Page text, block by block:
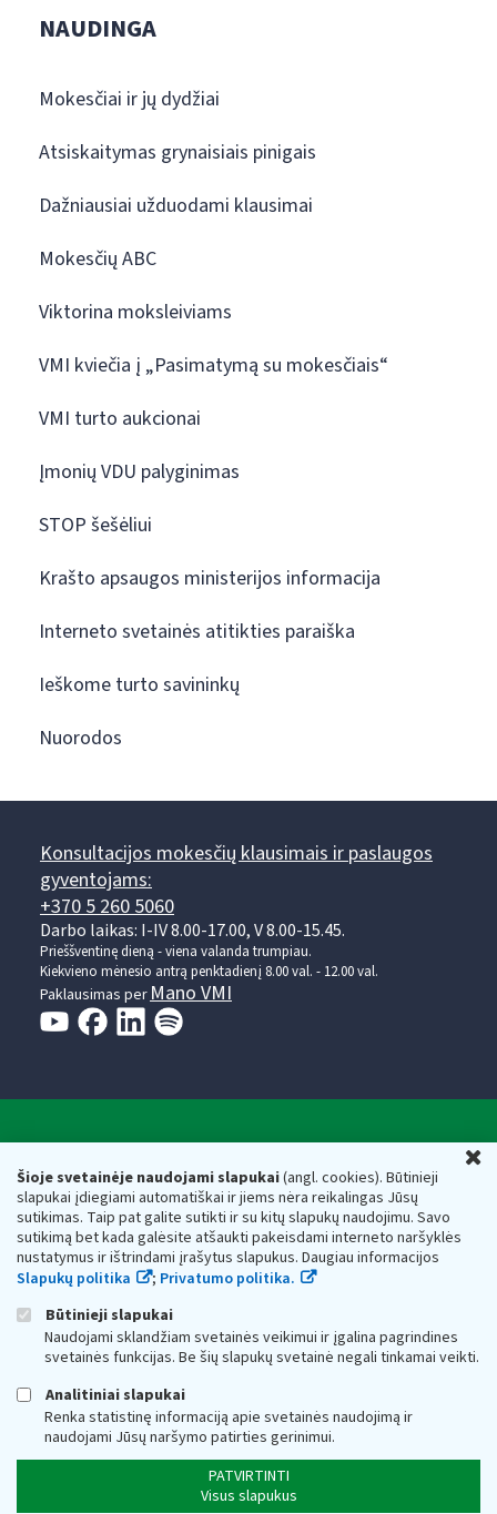
Šioje svetainėje naudojami slapukai(angl. cookies). Būtinieji
slapukai įdiegiami automatiškai ir jiems nėra reikalingas Jūsų
sutikimas. Taip pat galite sutikti ir su kitų slapukų naudojimu. Savo
sutikimą bet kada galėsite atšaukti pakeisdami interneto naršyklės
nustatymus ir ištrindami įrašytus slapukus. Daugiau informacijos
Slapukų politika
; Privatumo politika.
Būtinieji slapukai
Naudojami sklandžiam svetainės veikimui ir įgalina pagrindines
svetainės funkcijas. Be šių slapukų svetainė negali tinkamai veikti.
Analitiniai slapukai
Renka statistinę informaciją apie svetainės naudojimą ir
naudojami Jūsų naršymo patirties gerinimui.
PATVIRTINTI
Visus slapukus
NAUDINGA
Mokesčiai ir jų dydžiai
Atsiskaitymas grynaisiais pinigais
Dažniausiai užduodami klausimai
Mokesčių ABC
Viktorina moksleiviams
VMI kviečia į „Pasimatymą su mokesčiais“
VMI turto aukcionai
Įmonių VDU palyginimas
STOP šešėliui
Krašto apsaugos ministerijos informacija
Interneto svetainės atitikties paraiška
Ieškome turto savininkų
Nuorodos
Konsultacijos mokesčių klausimais ir paslaugos
gyventojams:
+370 5 260 5060
Darbo laikas: I-IV 8.00-17.00, V 8.00-15.45.
Prieššventinę dieną - viena valanda trumpiau.
Kiekvieno mėnesio antrą penktadienį 8.00 val. - 12.00 val.
Paklausimas per Mano VMI
Respublikos finansų ministerijos
Biudžetinė įstaiga. Juridinio asmens kodas — 188659752,
adresas: Vasario 16-osios g. 14, 01107 Vilnius, Lietuva, el.paštas:
vmi@vmi.lt, E. pristatymo dėžutės adresas 188659752
Duomenys apie Valstybinę mokesčių inspekciją prie Lietuvos
Respublikos finansų ministerijos kaupiami ir saugomi Juridinių